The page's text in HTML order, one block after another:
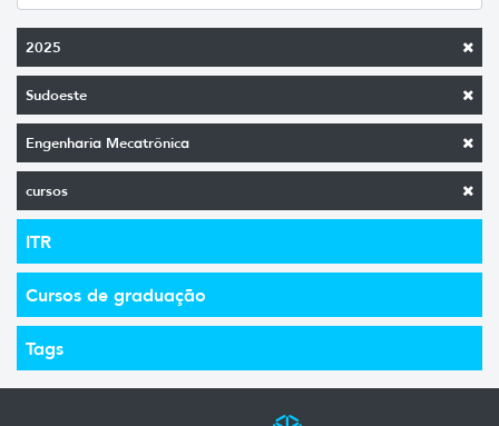
2025
Sudoeste
Engenharia Mecatrônica
cursos
ITR
Cursos de graduação
Tags